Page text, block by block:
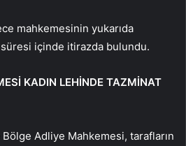
mahkemesinin yukarıda
içinde itirazda bulundu.
KADIN LEHİNDE TAZMİNAT
Adliye Mahkemesi, tarafların